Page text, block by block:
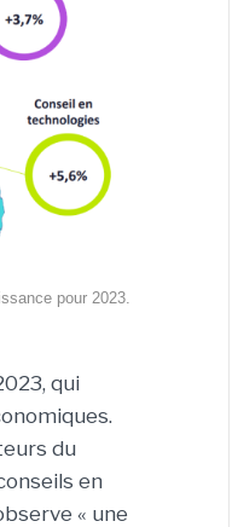
pour 2023.
qui
du
en
« une